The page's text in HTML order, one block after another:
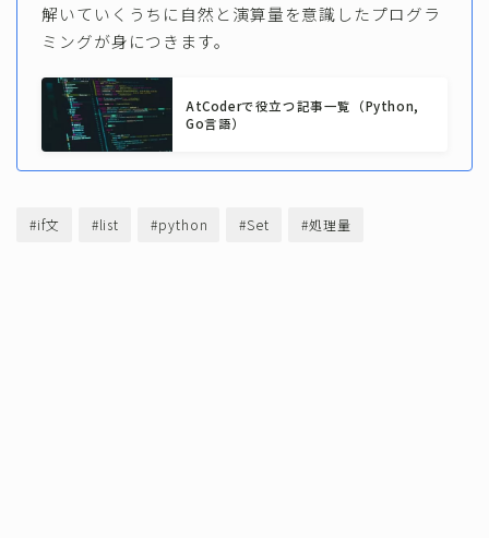
解いていくうちに自然と演算量を意識したプログラ
ミングが身につきます。
AtCoderで役立つ記事一覧（Python,
Go言語）
#if文 #list #python #Set #処理量